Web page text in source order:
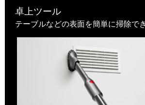
卓上ツール
テーブルなどの表面を簡単に掃除で